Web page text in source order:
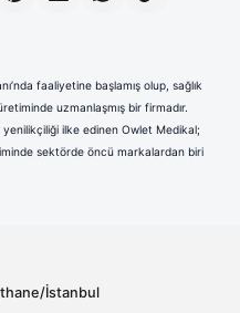
faaliyetine başlamış olup, sağlık
uzmanlaşmış bir firmadır.
ilke edinen Owlet Medikal;
sektörde öncü markalardan biri
duydukları konfor, dayanıklılık ve hijyen
firmamız; güçlü üretim altyapısı,
değer yaratmaktadır. Ürünlerimizin her
olarak, modern üretim tesislerimizde
İstanbul